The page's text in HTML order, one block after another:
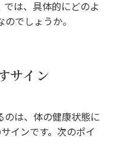
は、具体的にどのよ
でしょうか。
サイン
のは、体の健康状態に
インです。次のポイ